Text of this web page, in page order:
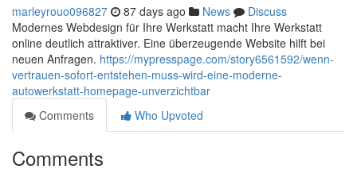
marleyrouo096827 87 days ago News
Discuss
Modernes Webdesign für Ihre Werkstatt macht Ihre Werkstatt
online deutlich attraktiver. Eine überzeugende Website hilft bei
neuen Anfragen. https://mypresspage.com/story6561592/wenn-
vertrauen-sofort-entstehen-muss-wird-eine-moderne-
autowerkstatt-homepage-unverzichtbar
Comments
Who Upvoted
Comments